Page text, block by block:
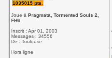
1035015 pts.
Joue àPragmata, Tormented Souls 2,
FH6
Inscrit : Apr 01, 2003
Messages : 34556
De : Toulouse
Hors ligne